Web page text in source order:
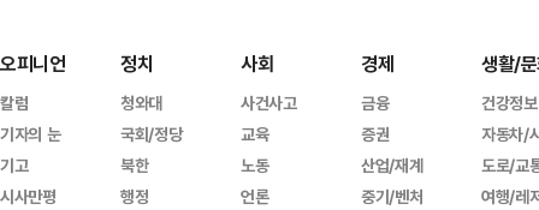
오피니언
칼럼
기자의 눈
기고
시사만평
정치
청와대
국회/정당
북한
행정
사회
사건사고
교육
노동
언론
경제
금융
증권
산업/재계
중기/벤처
생활/
건강정보
자동차/
도로/교
여행/레